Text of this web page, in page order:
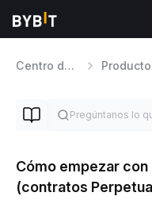
Centro de ayuda
Cómo empezar
(contratos